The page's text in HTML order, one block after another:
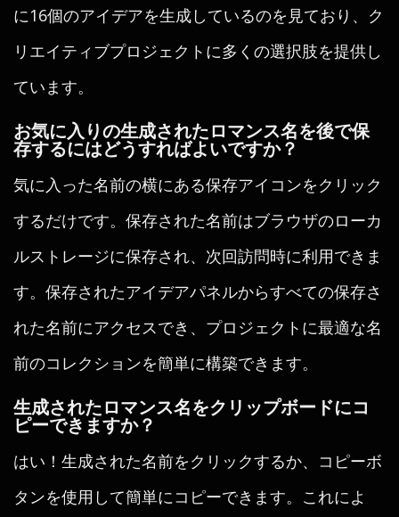
に16個のアイデアを生成しているのを見ており、ク
リエイティブプロジェクトに多くの選択肢を提供し
ています。
お気に入りの生成されたロマンス名を後で保
存するにはどうすればよいですか？
気に入った名前の横にある保存アイコンをクリック
するだけです。保存された名前はブラウザのローカ
ルストレージに保存され、次回訪問時に利用できま
す。保存されたアイデアパネルからすべての保存さ
れた名前にアクセスでき、プロジェクトに最適な名
前のコレクションを簡単に構築できます。
生成されたロマンス名をクリップボードにコ
ピーできますか？
はい！生成された名前をクリックするか、コピーボ
タンを使用して簡単にコピーできます。これによ